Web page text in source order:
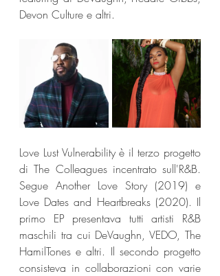
Devon Culture e altri.
Love Lust Vulnerability è il terzo progetto
di The Colleagues incentrato sull'R&B.
Segue Another Love Story (2019) e
Love Dates and Heartbreaks (2020). Il
primo EP presentava tutti artisti R&B
maschili tra cui DeVaughn, VEDO, The
HamilTones e altri. Il secondo progetto
consisteva in collaborazioni con varie